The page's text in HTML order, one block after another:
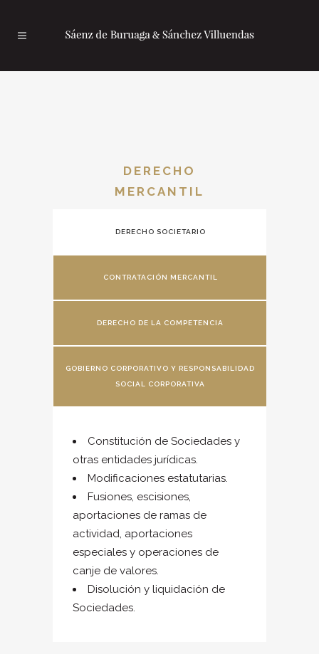
DERECHO
MERCANTIL
DERECHO SOCIETARIO
CONTRATACIÓN MERCANTIL
DERECHO DE LA COMPETENCIA
GOBIERNO CORPORATIVO Y RESPONSABILIDAD
SOCIAL CORPORATIVA
Constitución de Sociedades y
otras entidades jurídicas.
Modificaciones estatutarias.
Fusiones, escisiones,
aportaciones de ramas de
actividad, aportaciones
especiales y operaciones de
canje de valores.
Disolución y liquidación de
Sociedades.